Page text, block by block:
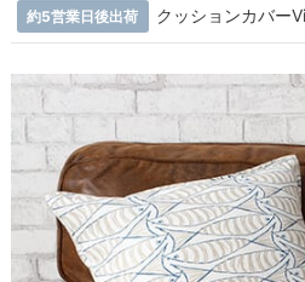
約5営業日後出荷 クッションカバー